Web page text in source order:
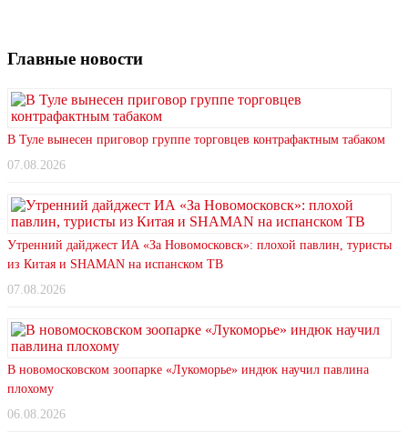
Главные новости
В Туле вынесен приговор группе торговцев контрафактным табаком
07.08.2026
Утренний дайджест ИА «За Новомосковск»: плохой павлин, туристы
из Китая и SHAMAN на испанском ТВ
07.08.2026
В новомосковском зоопарке «Лукоморье» индюк научил павлина
плохому
06.08.2026